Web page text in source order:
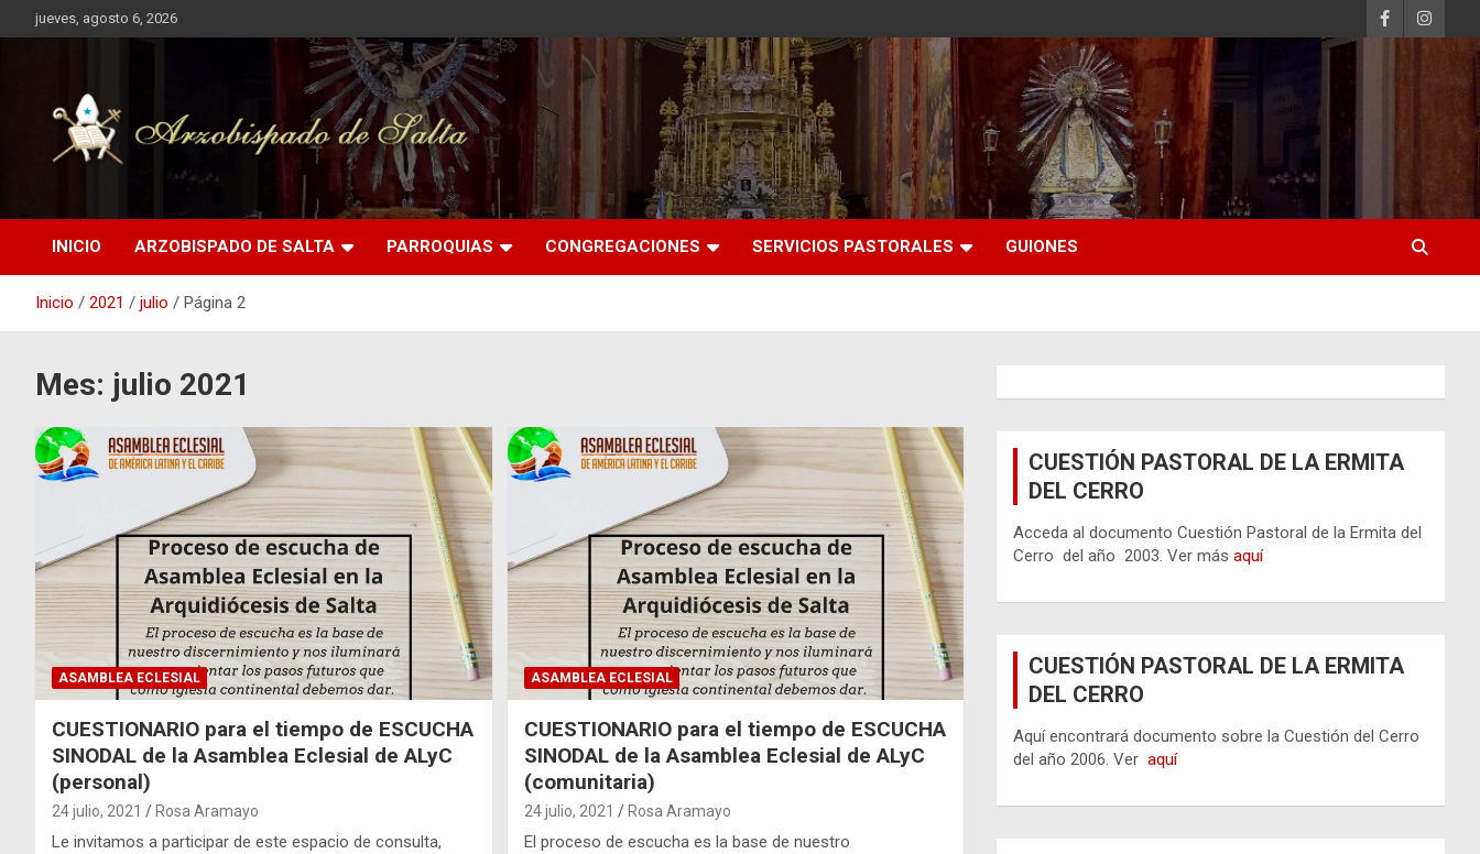
Saltar
al
jueves, agosto 6, 2026
INICIO ARZOBISPADO DE SALTA PARROQUIAS CONGREGACIONES SERVICIOS PASTORALES GUIONES
Inicio 2021 julio Página 2
Mes: julio 2021
ASAMBLEA ECLESIAL
CUESTIONARIO para el tiempo de ESCUCHA
SINODAL de la Asamblea Eclesial de ALyC
(personal)
24 julio, 2021 Rosa Aramayo
Le invitamos a participar de este espacio de consulta,
ASAMBLEA ECLESIAL
CUESTIONARIO para el tiempo de ESCUCHA
SINODAL de la Asamblea Eclesial de ALyC
(comunitaria)
24 julio, 2021 Rosa Aramayo
El proceso de escucha es la base de nuestro
CUESTIÓN PASTORAL DE LA ERMITA
DEL CERRO
Acceda al documento Cuestión Pastoral de la Ermita del
Cerro del año 2003. Ver másaquí
CUESTIÓN PASTORAL DE LA ERMITA
DEL CERRO
Aquí encontrará documento sobre la Cuestión del Cerro
del año 2006. Veraquí